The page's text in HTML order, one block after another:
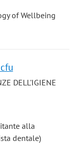
of Wellbeing
DELL'IGIENE
alla
dentale)